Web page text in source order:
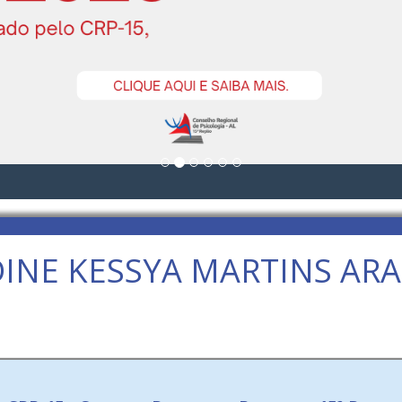
KESSYA MARTINS